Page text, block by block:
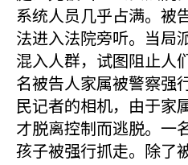
系统人员几乎占满。被
法进入法院旁听。当局
混入人群，试图阻止人
名被告人家属被警察强
民记者的相机，由于家
才脱离控制而逃脱。一
孩子被强行抓走。除了